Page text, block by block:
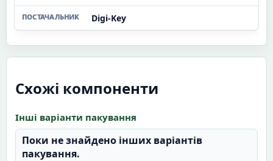
Digi-Key
Схожі компоненти
Інші варіанти пакування
Поки не знайдено інших варіантів
пакування.